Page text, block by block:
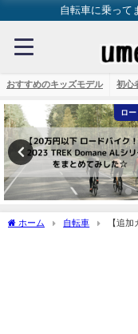
自転車に乗って
おすすめのキッズモデル 初心
イク
ホーム 自転車
【追